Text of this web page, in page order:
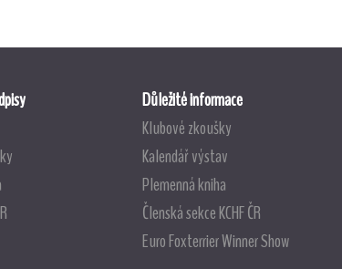
Důležité informace
Klubové zkoušky
Kalendář výstav
Plemenná kniha
Členská sekce KCHF ČR
Euro Foxterrier Winner Show